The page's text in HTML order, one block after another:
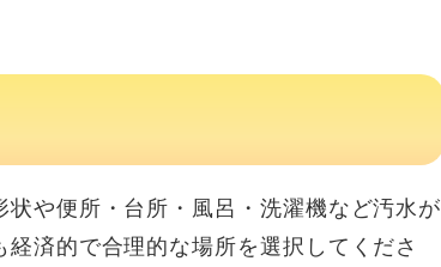
や便所・台所・風呂・洗濯機など汚水が
済的で合理的な場所を選択してくださ